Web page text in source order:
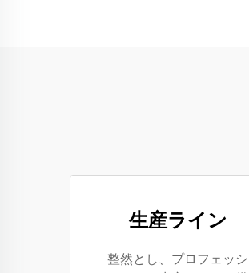
生産ライン
整然とし、プロフェッシ